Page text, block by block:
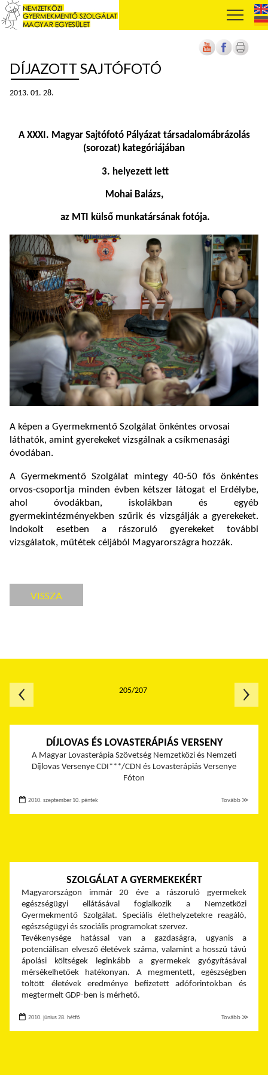
DÍJAZOTT SAJTÓFOTÓ
2013. 01. 28.
A XXXI. Magyar Sajtófotó Pályázat társadalomábrázolás
(sorozat) kategóriájában
3. helyezett lett
Mohai Balázs,
az MTI külső munkatársának fotója.
A képen a Gyermekmentő Szolgálat önkéntes orvosai
láthatók, amint gyerekeket vizsgálnak a csíkmenasági
óvodában.
A Gyermekmentő Szolgálat mintegy 40-50 fős önkéntes
orvos-csoportja minden évben kétszer látogat el Erdélybe,
ahol óvodákban, iskolákban és egyéb
gyermekintézményekben szűrik és vizsgálják a gyerekeket.
Indokolt esetben a rászoruló gyerekeket további
vizsgálatok, műtétek céljából Magyarországra hozzák.
VISSZA
DÍJLOVAS ÉS LOVASTERÁPIÁS VERSENY
A Magyar Lovasterápia Szövetség Nemzetközi és Nemzeti
Díjlovas Versenye CDI***/CDN és Lovasterápiás Versenye
Fóton
2010. szeptember 10. péntek Tovább ≫
SZOLGÁLAT A GYERMEKEKÉRT
Magyarországon immár 20 éve a rászoruló gyermekek
egészségügyi ellátásával foglalkozik a Nemzetközi
Gyermekmentő Szolgálat. Speciális élethelyzetekre reagáló,
egészségügyi és szociális programokat szervez.
Tevékenysége hatással van a gazdaságra, ugyanis a
potenciálisan elvesző életévek száma, valamint a hosszú távú
ápolási költségek leginkább a gyermekek gyógyításával
mérsékelhetőek hatékonyan. A megmentett, egészségben
töltött életévek eredménye befizetett adóforintokban és
megtermelt GDP-ben is mérhető.
2010. június 28. hétfő Tovább ≫
205/207